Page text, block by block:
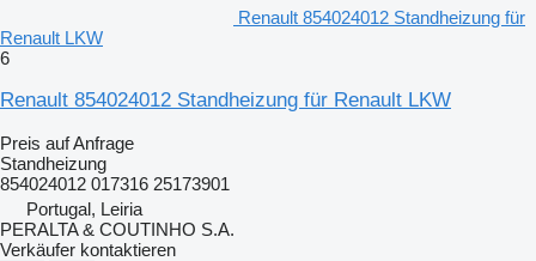
Renault 854024012 Standheizung für
Renault LKW
6
Renault 854024012 Standheizung für Renault LKW
Preis auf Anfrage
Standheizung
854024012 017316 25173901
Portugal, Leiria
PERALTA & COUTINHO S.A.
Verkäufer kontaktieren